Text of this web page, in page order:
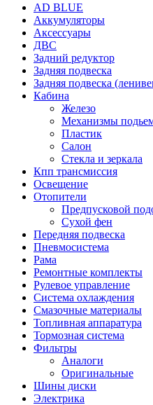
AD BLUE
Аккумуляторы
Аксессуары
ДВС
Задний редуктор
Задняя подвеска
Задняя подвеска
Кабина
Железо
Механизмы
Пластик
Салон
Стекла и зеркала
Кпп трансмиссия
Освещение
Отопители
Предпусковой
Сухой фен
Передняя подвеска
Пневмосистема
Рама
Ремонтные комплекты
Рулевое управление
Система охлаждения
Смазочные материалы
Топливная аппаратура
Тормозная система
Фильтры
Аналоги
Оригинальные
Шины диски
Электрика